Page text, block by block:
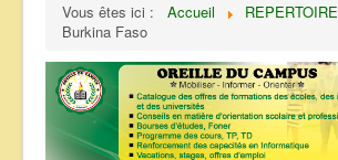
REPERTOIRE
QUI SOMMES NOUS ?
NOS SERVICES
FAQ
Vous êtes ici : Accueil
REPERTOIRE
Burkina Faso